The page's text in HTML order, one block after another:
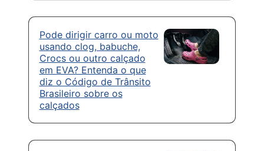
Pode dirigir carro ou moto
usando clog, babuche,
Crocs ou outro calçado
em EVA? Entenda o que
diz o Código de Trânsito
Brasileiro sobre os
calçados